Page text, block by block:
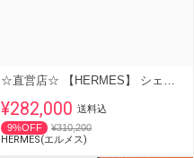
☆直営店☆ 【HERMES】 シェーヌ・ダンクル ブレスレット GM
¥282,000 送料込
9%OFF
¥310,200
HERMES(エルメス)